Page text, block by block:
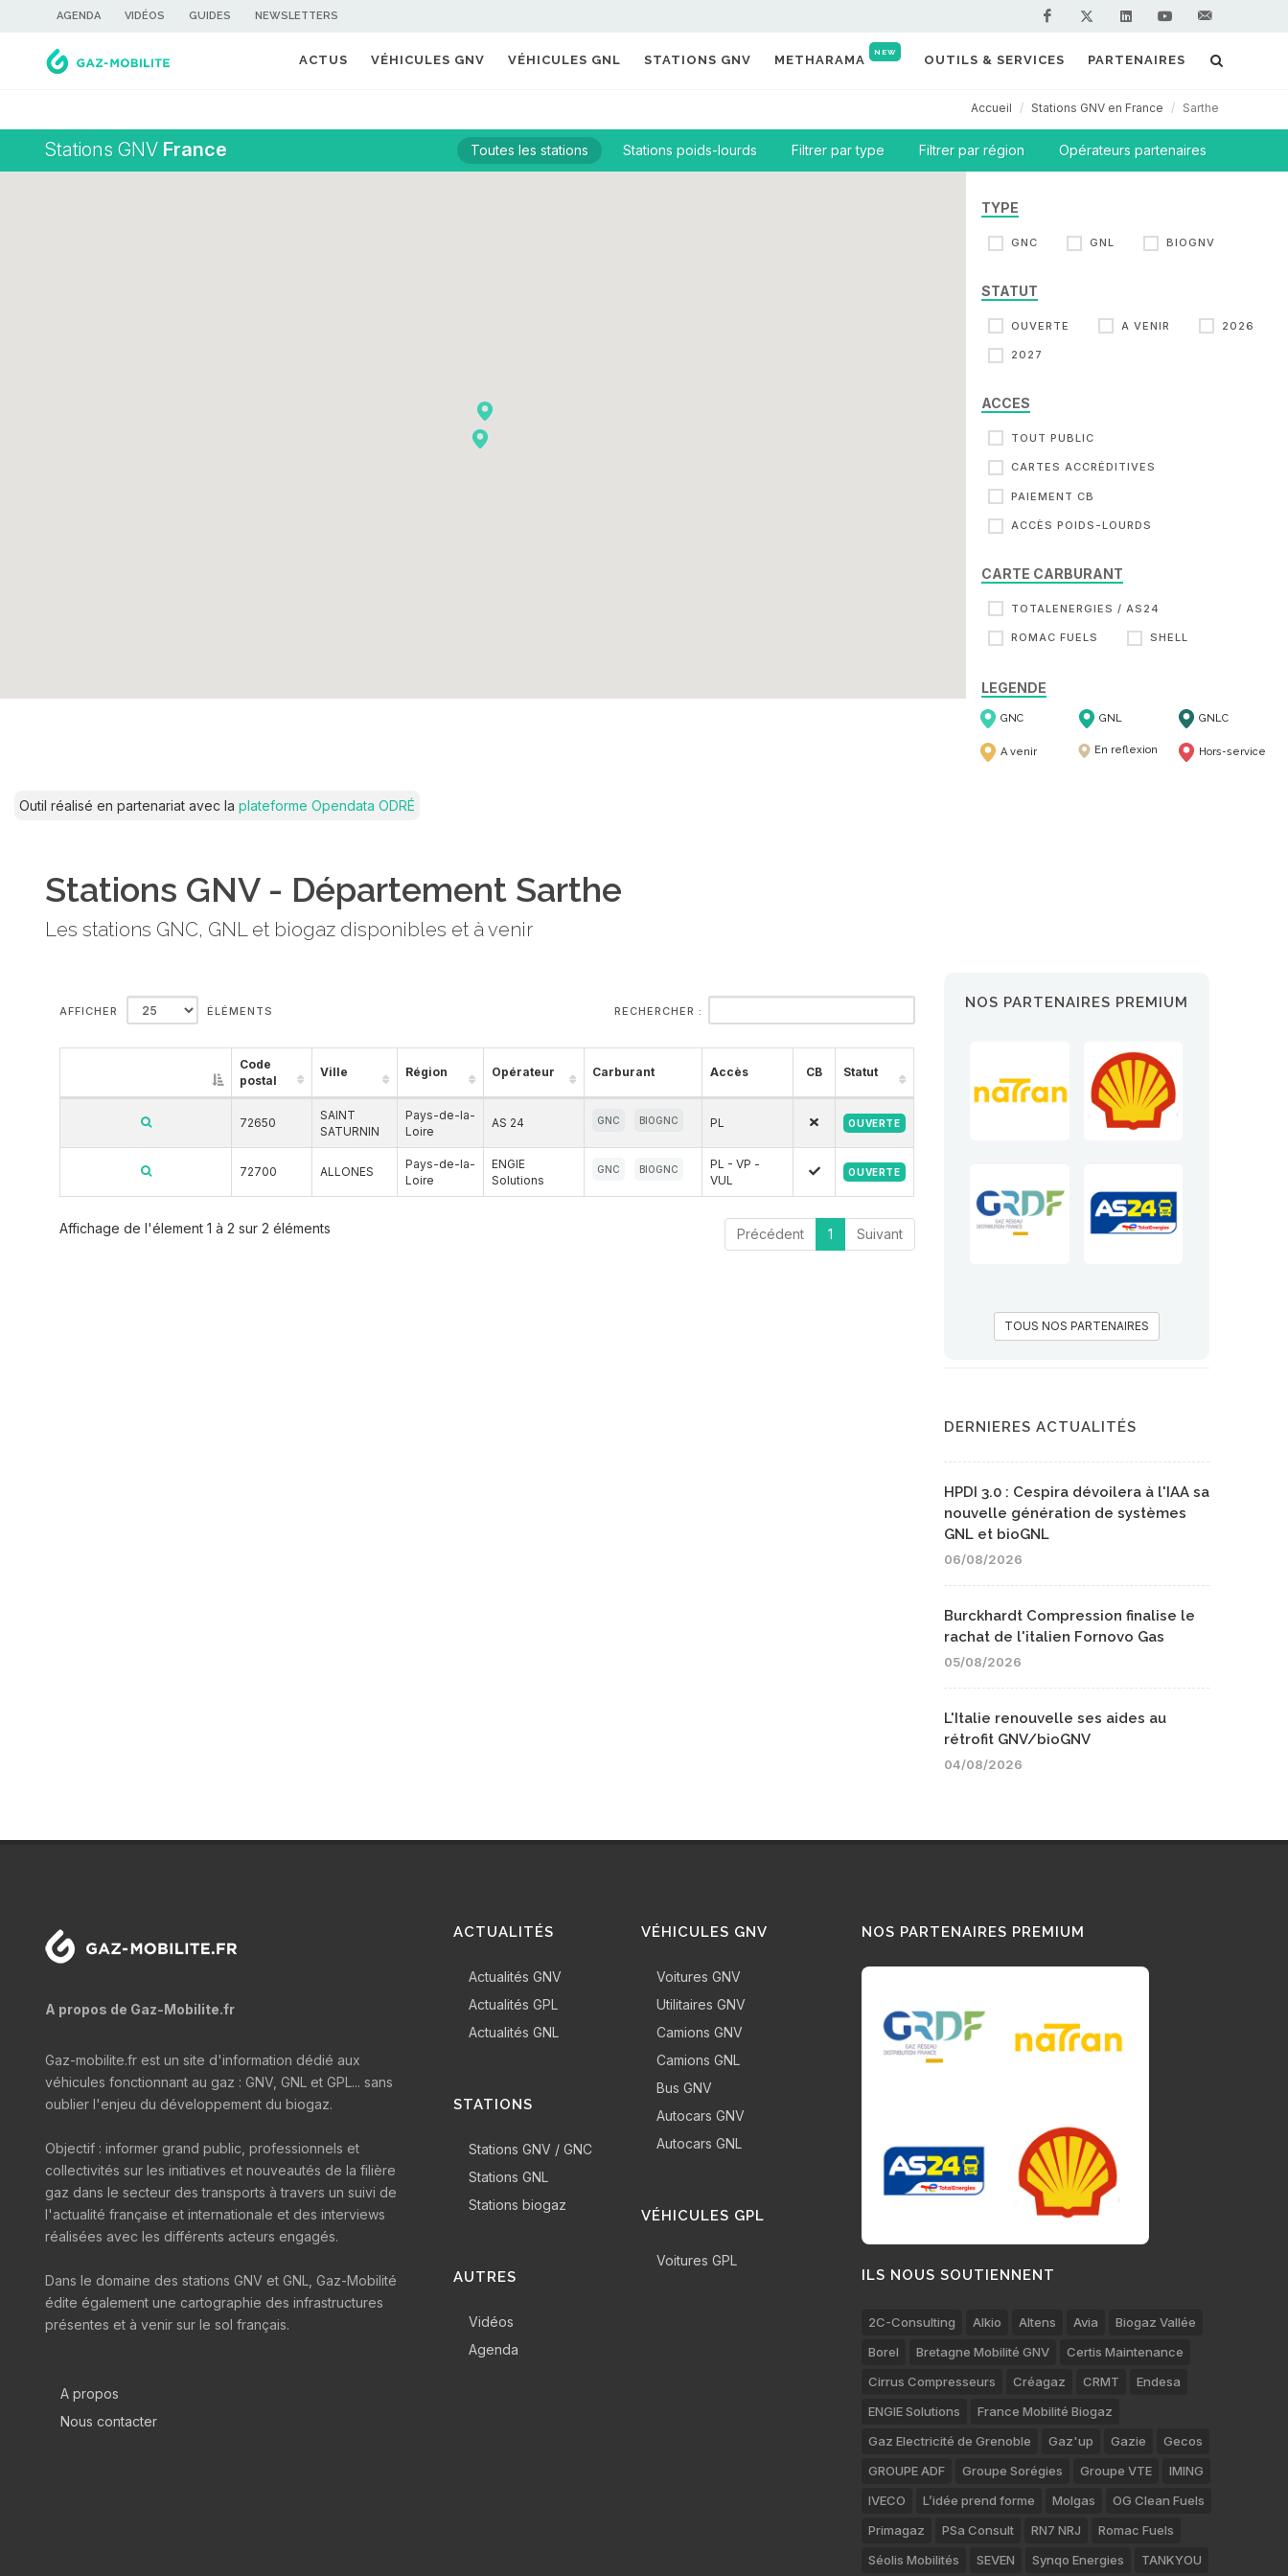
AGENDA VIDÉOS GUIDES NEWSLETTERS
ACTUS VÉHICULES GNV VÉHICULES GNL STATIONS GNV METHARAMA
NEW
OUTILS & SERVICES PARTENAIRES
Accueil Stations GNV en France Sarthe
Stations GNV France Toutes les stations Stations poids-lourds Filtrer par type Filtrer par région Opérateurs partenaires
TYPE
GNC GNL BIOGNV
STATUT
OUVERTE A VENIR 2026
2027
ACCES
TOUT PUBLIC
CARTES ACCRÉDITIVES
PAIEMENT CB
ACCÈS POIDS-LOURDS
CARTE CARBURANT
TOTALENERGIES / AS24
ROMAC FUELS SHELL
LEGENDE
GNC GNL GNLC
A venir En reflexion Hors-service
Outil réalisé en partenariat avec la plateforme Opendata ODRÉ
Stations GNV - Département Sarthe
Les stations GNC, GNL et biogaz disponibles et à venir
AFFICHER ÉLÉMENTS RECHERCHER :
Code
postal
Ville Région Opérateur Carburant Accès CB Statut
72650
SAINT
SATURNIN
Pays-de-la-
Loire
AS 24 GNC BIOGNC PL OUVERTE
72700 ALLONES
Pays-de-la-
Loire
ENGIE
Solutions
GNC BIOGNC
PL - VP -
VUL
OUVERTE
Affichage de l'élement 1 à 2 sur 2 éléments Précédent 1 Suivant
NOS PARTENAIRES PREMIUM
TOUS NOS PARTENAIRES
DERNIERES ACTUALITÉS
HPDI 3.0 : Cespira dévoilera à l'IAA sa
nouvelle génération de systèmes
GNL et bioGNL
06/08/2026
Burckhardt Compression finalise le
rachat de l'italien Fornovo Gas
05/08/2026
L'Italie renouvelle ses aides au
rétrofit GNV/bioGNV
04/08/2026
A propos de Gaz-Mobilite.fr
Gaz-mobilite.fr est un site d'information dédié aux
véhicules fonctionnant au gaz : GNV, GNL et GPL... sans
oublier l'enjeu du développement du biogaz.
Objectif : informer grand public, professionnels et
collectivités sur les initiatives et nouveautés de la filière
gaz dans le secteur des transports à travers un suivi de
l'actualité française et internationale et des interviews
réalisées avec les différents acteurs engagés.
Dans le domaine des stations GNV et GNL, Gaz-Mobilité
édite également une cartographie des infrastructures
présentes et à venir sur le sol français.
A propos
Nous contacter
ACTUALITÉS
Actualités GNV
Actualités GPL
Actualités GNL
STATIONS
Stations GNV / GNC
Stations GNL
Stations biogaz
AUTRES
Vidéos
Agenda
VÉHICULES GNV
Voitures GNV
Utilitaires GNV
Camions GNV
Camions GNL
Bus GNV
Autocars GNV
Autocars GNL
VÉHICULES GPL
Voitures GPL
NOS PARTENAIRES PREMIUM
ILS NOUS SOUTIENNENT
2C-Consulting Alkio Altens Avia
Biogaz Vallée
Borel
Bretagne Mobilité GNV
Certis Maintenance
Cirrus Compresseurs
Créagaz CRMT
Endesa
ENGIE Solutions
France Mobilité Biogaz
Gaz Electricité de Grenoble
Gaz'up Gazie
Gecos
GROUPE ADF
Groupe Sorégies Groupe VTE
IMING
IVECO
L’idée prend forme Molgas
OG Clean Fuels
Primagaz
PSa Consult RN7 NRJ
Romac Fuels
Séolis Mobilités
SEVEN Synqo Energies TANKYOU